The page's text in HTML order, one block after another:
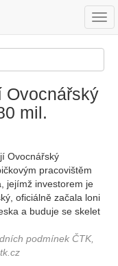
Ovocnářský
mil.
Ovocnářský
pracovištěm
jejímž investorem je
oficiálně začala loni
a buduje se skelet
podmínek ČTK,